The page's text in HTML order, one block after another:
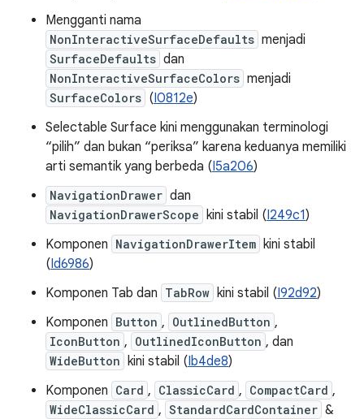
Mengganti nama
NonInteractiveSurfaceDefaults menjadi
SurfaceDefaults dan
NonInteractiveSurfaceColors menjadi
SurfaceColors (I0812e)
Selectable Surface kini menggunakan terminologi
“pilih” dan bukan “periksa” karena keduanya memiliki
arti semantik yang berbeda (I5a206)
NavigationDrawer dan
NavigationDrawerScope kini stabil (I249c1)
Komponen NavigationDrawerItem kini stabil
(Id6986)
Komponen Tab dan TabRow kini stabil (I92d92)
Komponen Button , OutlinedButton ,
IconButton , OutlinedIconButton , dan
WideButton kini stabil (Ib4de8)
Komponen Card , ClassicCard , CompactCard ,
WideClassicCard , StandardCardContainer &